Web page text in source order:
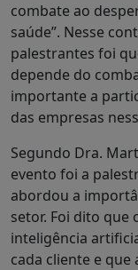
combate ao
saúde”. Nesse
palestrantes foi
depende do
importante a
das empresas
Segundo Dra.
evento foi a
abordou a
setor. Foi dito que
inteligência
cada cliente e